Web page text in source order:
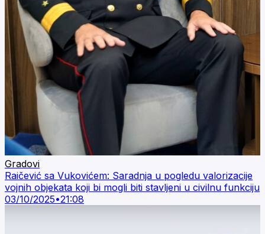
Gradovi
Raičević sa Vukovićem: Saradnja u pogledu valorizacije
vojnih objekata koji bi mogli biti stavljeni u civilnu funkciju
03/10/2025•21:08